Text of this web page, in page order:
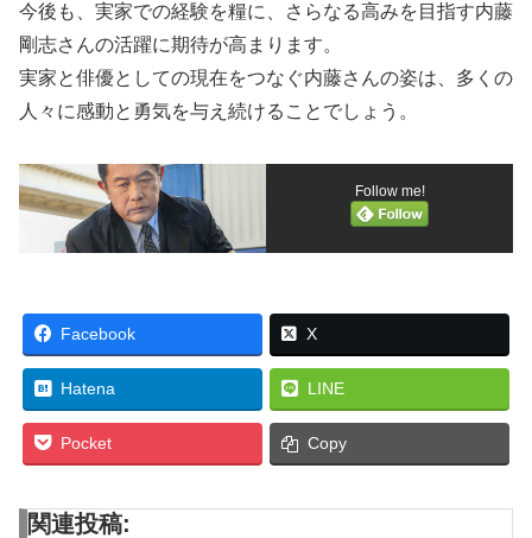
今後も、実家での経験を糧に、さらなる高みを目指す内藤
剛志さんの活躍に期待が高まります。
実家と俳優としての現在をつなぐ内藤さんの姿は、多くの
人々に感動と勇気を与え続けることでしょう。
Follow me!
Facebook X
Hatena LINE
Pocket Copy
関連投稿: